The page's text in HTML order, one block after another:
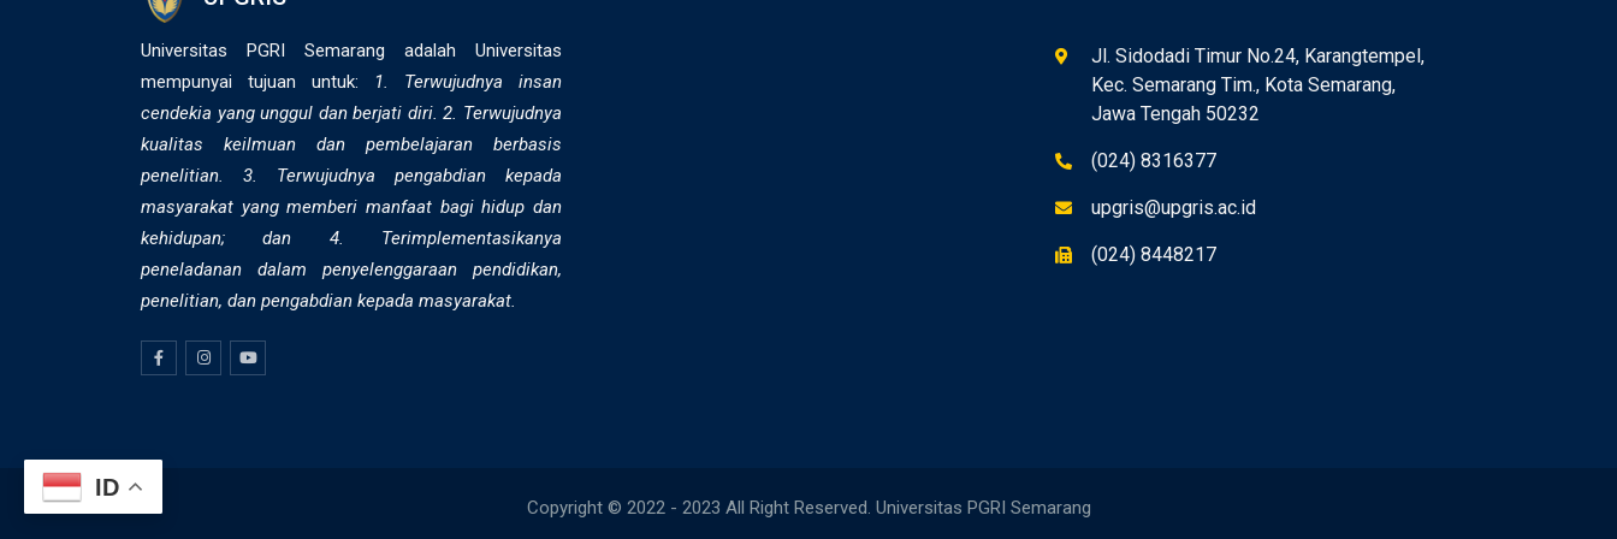
Universitas PGRI Semarang adalah Universitas
mempunyai tujuan untuk:
1. Terwujudnya insan
cendekia yang unggul dan berjati diri. 2. ⁠Terwujudnya
kualitas keilmuan dan pembelajaran berbasis
penelitian. 3. Terwujudnya pengabdian kepada
masyarakat yang memberi manfaat bagi hidup dan
kehidupan; dan 4. Terimplementasikanya
peneladanan dalam penyelenggaraan pendidikan,
penelitian, dan pengabdian kepada masyarakat.
Jl. Sidodadi Timur No.24, Karangtempel,
Kec. Semarang Tim., Kota Semarang,
Jawa Tengah 50232
(024) 8316377
upgris@upgris.ac.id
(024) 8448217
Copyright © 2022 - 2023 All Right Reserved. Universitas PGRI Semarang
ID